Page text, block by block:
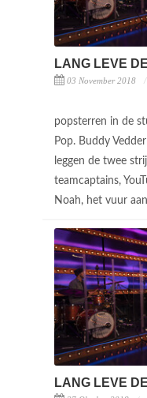
LANG LEVE
03 November 2018
popsterren in de
Pop. Buddy
leggen de twee
teamcaptains,
Noah, het vuur
LANG LEVE